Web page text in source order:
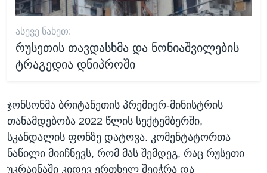
ᲐᲡᲔᲕᲔ ᲜᲐᲮᲔᲗ:
რუსეთის თავდასხმა და ნონიაშვილების
ტრაგედია დნიპროში
ჯონსონმა ბრიტანეთის პრემიერ-მინისტრის
თანამდებობა 2022 წლის სექტემბერში,
სკანდალის ფონზე დატოვა. კომენტატორთა
ნაწილი მიიჩნევს, რომ მას შემდეგ, რაც რუსეთი
უკრაინაში კიდევ ერთხელ შეიჭრა და